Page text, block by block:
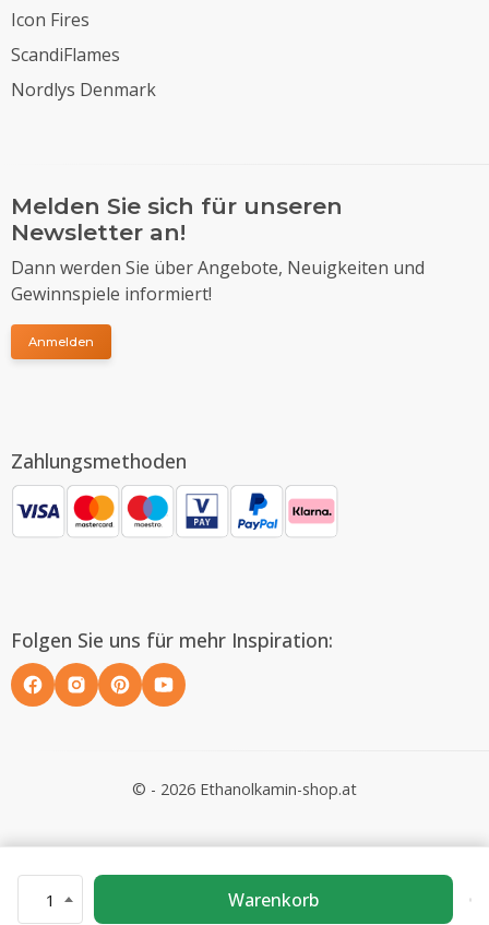
1 Warenkorb
Icon Fires
ScandiFlames
Nordlys Denmark
Melden Sie sich für unseren
Newsletter an!
Dann werden Sie über Angebote, Neuigkeiten und
Gewinnspiele informiert!
Anmelden
Zahlungsmethoden
Folgen Sie uns für mehr Inspiration:
© - 2026 Ethanolkamin-shop.at